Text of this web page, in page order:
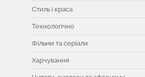
Стиль і краса
Технологічно
Фільми та серіали
Харчування